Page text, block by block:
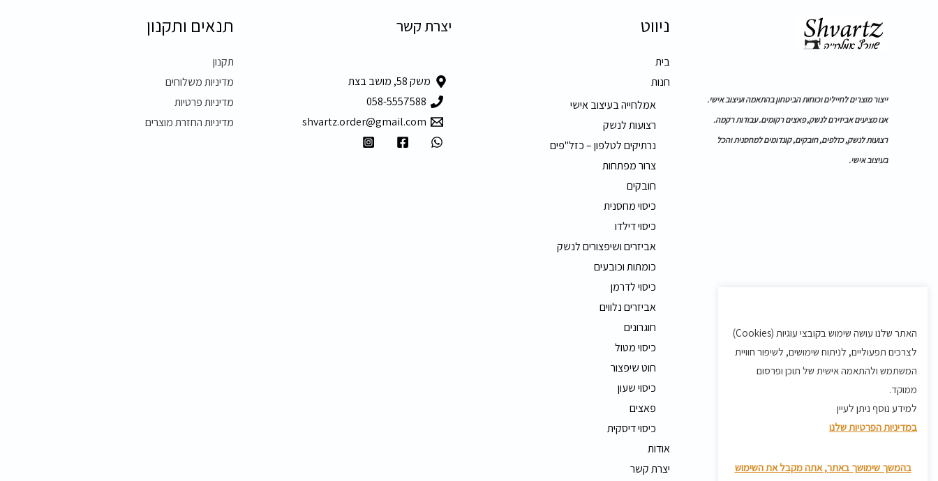
ייצור מוצרים לחיילים וכוחות הביטחון בהתאמה ועיצוב אישי.
אנו מציעים אביזירם לנשק, פאצים רקומים. עבודות רקמה.
רצועות לנשק, כזלפים, חובקים, קונדומים למחסנית והכל
בעיצוב אישי.
ניווט
בית
חנות
אמלחייה בעיצוב אישי
רצועות לנשק
נרתיקים לטלפון – כזל"פים
צרור מפתחות
חובקים
כיסוי מחסנית
כיסוי דילדו
אביזרים ושיפצורים לנשק
כומתות וכובעים
כיסוי לדרמן
אביזרים נלווים
חוגרונים
כיסוי מטול
חוט שיפצור
כיסוי שעון
פאצים
כיסוי דיסקית
אודות
יצרת קשר
יצרת קשר
משק 58, מושב בצת
058-5557588
shvartz.order@gmail.com
תנאים ותקנון
תקנון
מדיניות משלוחים
מדיניות פרטיות
מדיניות החזרת מוצרים
האתר שלנו עושה שימוש בקובצי עוגיות (Cookies)
לצרכים תפעוליים, לניתוח שימושים, לשיפור חוויית
המשתמש ולהתאמה אישית של תוכן ופרסום
ממוקד.
למידע נוסף ניתן לעיין
במדיניות הפרטיות שלנו
בהמשך שימושך באתר, אתה מקבל את השימוש